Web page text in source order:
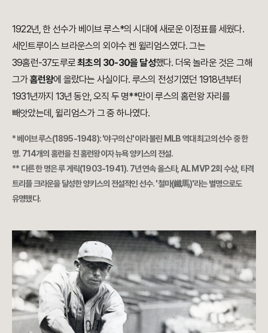
1922년, 한 선수가 베이브 루스*의 시대에 새로운 이정표를 세웠다.
세인트루이스 브라운스의 외야수 켄 윌리엄스였다. 그는
39홈런-37도루로최초의 30-30을 달성했다. 더욱 놀라운 것은 그해
그가홈런왕에 올랐다는 사실이다. 루스의 전성기였던 1918년부터
1931년까지 13년 동안, 오직 두 명**만이 루스의 홈런왕 자리를
빼앗았는데, 윌리엄스가 그 중 하나였다.
* 베이브 루스(1895-1948): '야구의 신'이라 불린 MLB 역대 최고의 선수 중 한
명. 714개의 홈런을 친 홈런왕이자 뉴욕 양키스의 전설.
** 다른 한 명은 루 게릭(1903-1941). 7년 연속 올스타, AL MVP 2회 수상, 타격
트리플 크라운을 달성한 양키스의 전설적인 선수. '철마(鐵馬)'라는 별명으로도
유명했다.